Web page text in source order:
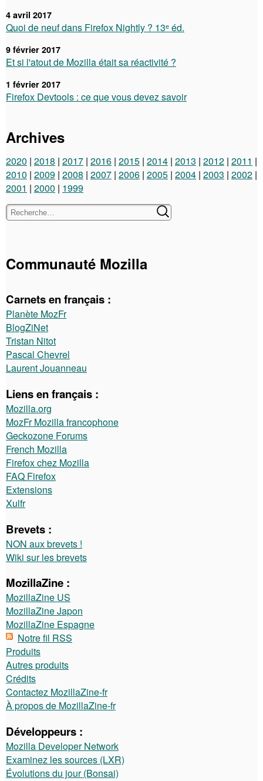
4 avril 2017
Quoi de neuf dans Firefox Nightly ? 13ᵉ éd.
9 février 2017
Et si l'atout de Mozilla était sa réactivité ?
1 février 2017
Firefox Devtools : ce que vous devez savoir
Archives
2020 2018 2017 2016 2015 2014 2013 2012 2011
2010 2009 2008 2007 2006 2005 2004 2003 2002
2001
2000 1999
Communauté Mozilla
Carnets en français :
Planète MozFr
BlogZiNet
Tristan Nitot
Pascal Chevrel
Laurent Jouanneau
Liens en français :
Mozilla.org
MozFr Mozilla francophone
Geckozone Forums
French Mozilla
Firefox chez Mozilla
FAQ Firefox
Extensions
Xulfr
Brevets :
NON aux brevets !
Wiki sur les brevets
MozillaZine :
MozillaZine US
MozillaZine Japon
MozillaZine Espagne
Notre fil RSS
Produits
Autres produits
Crédits
Contactez MozillaZine-fr
À propos de MozillaZine-fr
Développeurs :
Mozilla Developer Network
Examinez les sources (LXR)
Évolutions du jour (Bonsai)